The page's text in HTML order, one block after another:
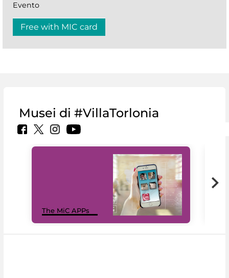
Evento
Free with MIC card
Musei di #VillaTorlonia
The MiC APPs